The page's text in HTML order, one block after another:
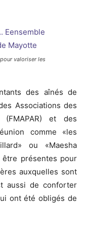
valoriser les
des aînés de
Associations des
et des
comme «les
ou «Maesha
présentes pour
auxquelles sont
aussi de conforter
ont été obligés de